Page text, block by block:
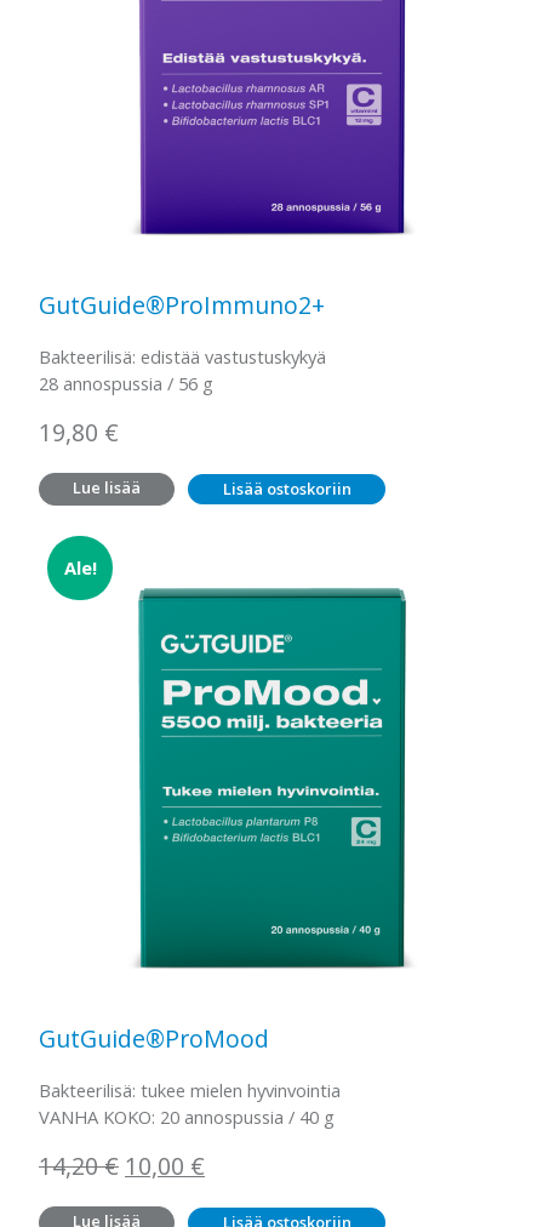
GutGuide®ProImmuno2+
Bakteerilisä: edistää vastustuskykyä
28 annospussia / 56 g
19,80 €
Lue lisää Lisää ostoskoriin
Ale!
GutGuide®ProMood
Bakteerilisä: tukee mielen hyvinvointia
VANHA KOKO: 20 annospussia / 40 g
14,20€ Alkuperäinen
10,00 €
Lue lisää Lisää ostoskoriin